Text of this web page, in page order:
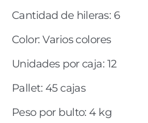
Cantidad de hileras: 6
Color: Varios colores
Unidades por caja: 12
Pallet: 45 cajas
Peso por bulto: 4 kg